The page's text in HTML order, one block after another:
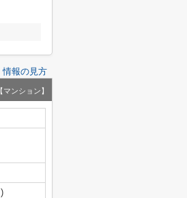
情報の見方
【マンション】